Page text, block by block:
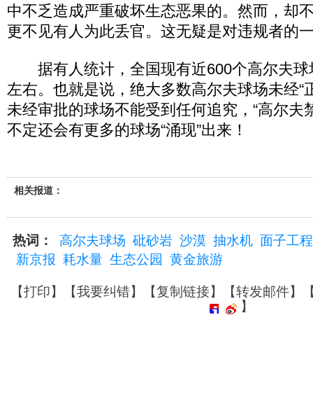
中不乏造成严重破坏生态恶果的。然而，却
更不见有人为此丢官。这无疑是对违规者的
据有人统计，全国现有近600个高尔夫球
左右。也就是说，绝大多数高尔夫球场未经“
未经审批的球场不能受到任何追究，“高尔夫
不定还会有更多的球场“涌现”出来！
相关报道：
热词： 高尔夫球场 砒砂岩 沙漠 抽水机 面子工程
新京报 耗水量 生态公园 黄金旅游
【打印】【我要纠错】【复制链接】【转发邮件】
】